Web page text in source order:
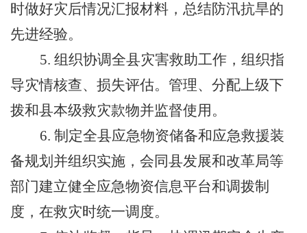
时做好灾后情况汇报材料，总结防汛抗旱的
先进经验。
5. 组织协调全县灾害救助工作，组织指
导灾情核查、损失评估。管理、分配上级下
拨和县本级救灾款物并监督使用。
6. 制定全县应急物资储备和应急救援装
备规划并组织实施，会同县发展和改革局等
部门建立健全应急物资信息平台和调拨制
度，在救灾时统一调度。